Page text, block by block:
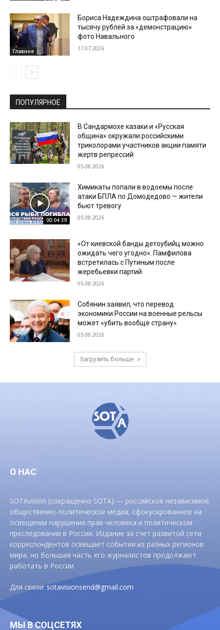
Главное
Бориса Надеждина оштрафовали на
тысячу рублей за «демонстрацию»
фото Навального
17.07.2026
ПОПУЛЯРНОЕ
В Сандармохе казаки и «Русская
община» окружали российскими
триколорами участников акции памяти
жертв репрессий
05.08.2026
00:04:39
Химикаты попали в водоемы после
атаки БПЛА по Домодедово — жители
бьют тревогу
05.08.2026
«От киевской банды детоубийц можно
ожидать чего угодно». Памфилова
встретилась с Путиным после
жеребьевки партий
05.08.2026
Собянин заявил, что перевод
экономики России на военные рельсы
может «убить вообще страну»
05.08.2026
Загрузить больше
О НАС
SOTAvision (сокращенно SOTA) — российское независимое
общественно-политическое медиа, сфокусированное на
освещении нарушения прав человека и политическом
преследовании в России. Издание за счет развитой сети
корреспондентов освещает события из разных регионов
мира, но большая часть его журналистов продолжают
работать в России.
Для связи:sotavisionsend@gmail.com
МЫ В СОЦСЕТЯХ